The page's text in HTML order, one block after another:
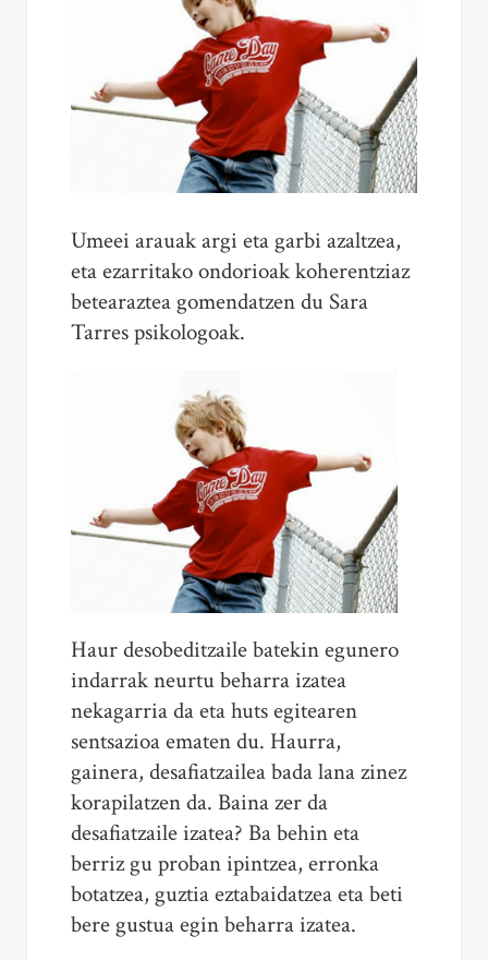
Umeei arauak argi eta garbi azaltzea,
etaezarritako ondorioak koherentziaz
betearaztea gomendatzen du Sara
Tarres psikologoak.
Haur desobeditzaile batekin egunero
indarrak neurtu beharra izatea
nekagarria daetahuts egitearen
sentsazioa ematen du. Haurra,
gainera, desafiatzailea bada lana zinez
korapilatzen da. Baina zer da
desafiatzaile izatea? Ba behineta
berriz gu proban ipintzea, erronka
botatzea, guztia eztabaidatzeaetabeti
bere gustua egin beharra izatea.